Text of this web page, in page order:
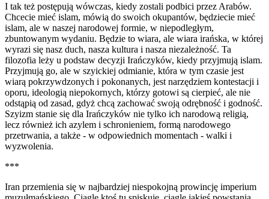
I tak też postępują wówczas, kiedy zostali podbici przez Arabów.
Chcecie mieć islam, mówią do swoich okupantów, będziecie mieć
islam, ale w naszej narodowej formie, w niepodległym,
zbuntowanym wydaniu. Będzie to wiara, ale wiara irańska, w której
wyrazi się nasz duch, nasza kultura i nasza niezależność. Ta
filozofia leży u podstaw decyzji Irańczyków, kiedy przyjmują islam.
Przyjmują go, ale w szyickiej odmianie, która w tym czasie jest
wiarą pokrzywdzonych i pokonanych, jest narzędziem kontestacji i
oporu, ideologią niepokornych, którzy gotowi są cierpieć, ale nie
odstąpią od zasad, gdyż chcą zachować swoją odrębność i godność.
Szyizm stanie się dla Irańczyków nie tylko ich narodową religią,
lecz również ich azylem i schronieniem, formą narodowego
przetrwania, a także - w odpowiednich momentach - walki i
wyzwolenia.
***
Iran przemienia się w najbardziej niespokojną prowincję imperium